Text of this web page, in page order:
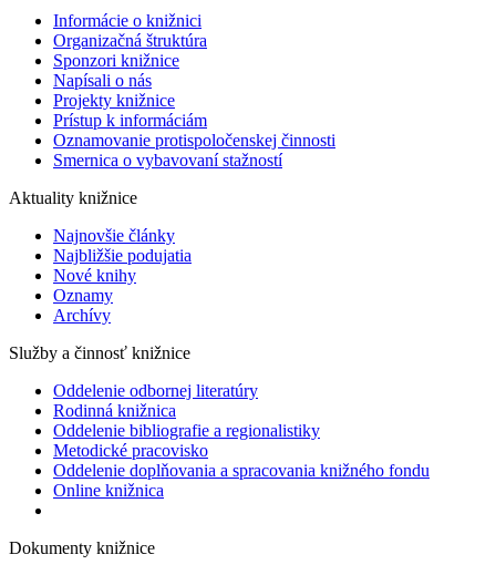
Informácie o knižnici
Organizačná štruktúra
Sponzori knižnice
Napísali o nás
Projekty knižnice
Prístup k informáciám
Oznamovanie protispoločenskej činnosti
Smernica o vybavovaní stažností
Aktuality knižnice
Najnovšie články
Najbližšie podujatia
Nové knihy
Oznamy
Archívy
Služby a činnosť knižnice
Oddelenie odbornej literatúry
Rodinná knižnica
Oddelenie bibliografie a regionalistiky
Metodické pracovisko
Oddelenie doplňovania a spracovania knižného fondu
Online knižnica
Dokumenty knižnice